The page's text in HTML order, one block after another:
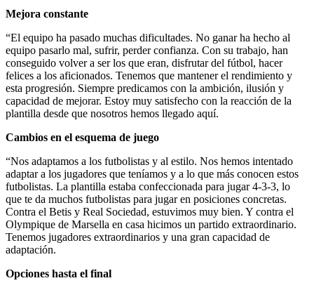
Mejora constante
“El equipo ha pasado muchas dificultades. No ganar ha hecho al
equipo pasarlo mal, sufrir, perder confianza. Con su trabajo, han
conseguido volver a ser los que eran, disfrutar del fútbol, hacer
felices a los aficionados. Tenemos que mantener el rendimiento y
esta progresión. Siempre predicamos con la ambición, ilusión y
capacidad de mejorar. Estoy muy satisfecho con la reacción de la
plantilla desde que nosotros hemos llegado aquí.
Cambios en el esquema de juego
“Nos adaptamos a los futbolistas y al estilo. Nos hemos intentado
adaptar a los jugadores que teníamos y a lo que más conocen estos
futbolistas. La plantilla estaba confeccionada para jugar 4-3-3, lo
que te da muchos futbolistas para jugar en posiciones concretas.
Contra el Betis y Real Sociedad, estuvimos muy bien. Y contra el
Olympique de Marsella en casa hicimos un partido extraordinario.
Tenemos jugadores extraordinarios y una gran capacidad de
adaptación.
Opciones hasta el final